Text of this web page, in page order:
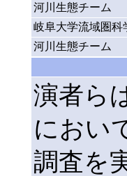
河川生態チーム
岐阜大学流域圏科
河川生態チーム
演者ら
におい
調査を